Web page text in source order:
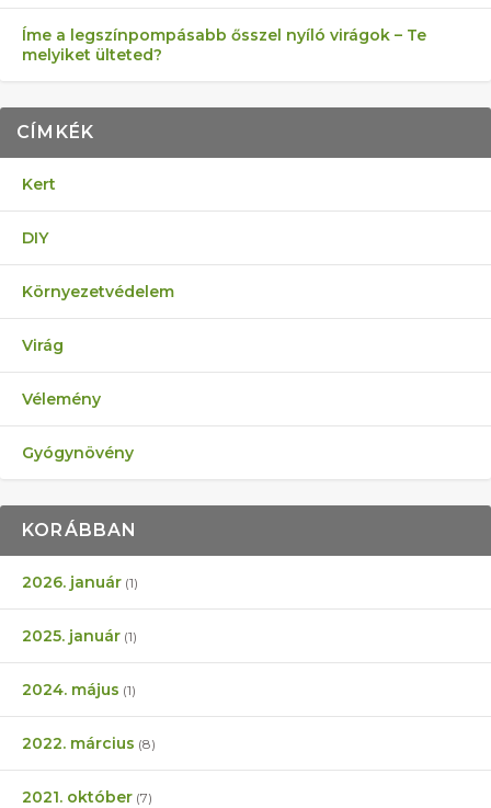
Íme a legszínpompásabb ősszel nyíló virágok – Te
melyiket ülteted?
CÍMKÉK
Kert
DIY
Környezetvédelem
Virág
Vélemény
Gyógynövény
KORÁBBAN
2026. január (1)
2025. január (1)
2024. május (1)
2022. március (8)
2021. október (7)